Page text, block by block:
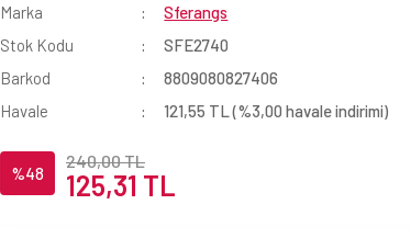
Marka
Sferangs
Stok Kodu
SFE2740
Barkod
8809080827406
Havale
121,55 TL (%3,00 havale indirimi)
%48
240,00 TL
125,31 TL